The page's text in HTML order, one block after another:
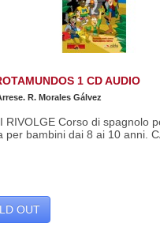
1 CD AUDIO
R. Morales Gálvez
RIVOLGE Corso di spagnolo
per bambini dai 8 ai 10 anni.
OUT